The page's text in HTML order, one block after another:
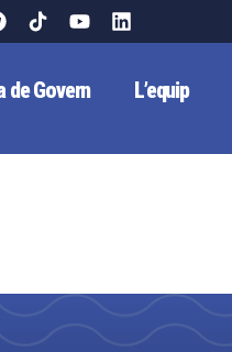
de Govern L’equip